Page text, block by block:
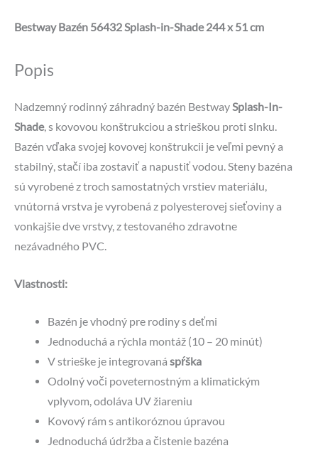
Bestway Bazén 56432 Splash-in-Shade 244 x 51 cm
Popis
Nadzemný rodinný záhradný bazén BestwaySplash-In-
Shade, s kovovou konštrukciou a strieškou proti slnku.
Bazén vďaka svojej kovovej konštrukcii je veľmi pevný a
stabilný, stačí iba zostaviť a napustiť vodou. Steny bazéna
sú vyrobené z troch samostatných vrstiev materiálu,
vnútorná vrstva je vyrobená z polyesterovej sieťoviny a
vonkajšie dve vrstvy, z testovaného zdravotne
nezávadného PVC.
Vlastnosti:
Bazén je vhodný pre rodiny s deťmi
Jednoduchá a rýchla montáž (10 – 20 minút)
V strieške je integrovaná spŕška
Odolný voči poveternostným a klimatickým
vplyvom, odoláva UV žiareniu
Kovový rám s antikoróznou úpravou
Jednoduchá údržba a čistenie bazéna